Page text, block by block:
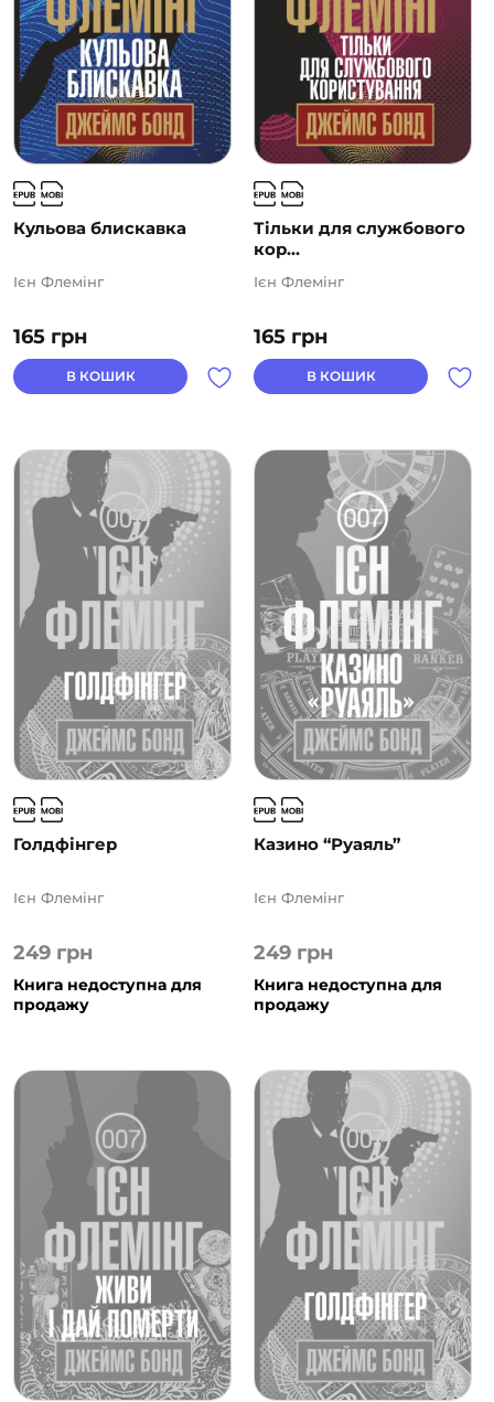
Кульова блискавка
165 грн
Ієн Флемінг
В КОШИК
Тільки для службового
кор...
165 грн
Ієн Флемінг
В КОШИК
Голдфінгер
249 грн
Ієн Флемінг
Книга недоступна для
продажу
Казино “Руаяль”
249 грн
Ієн Флемінг
Книга недоступна для
продажу